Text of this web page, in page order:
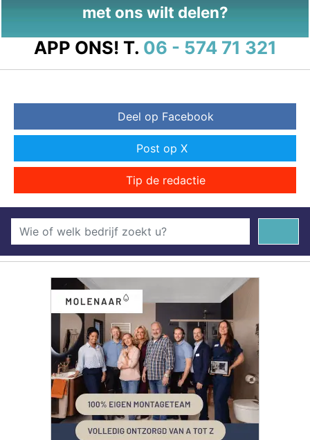
met ons wilt delen?
APP ONS! T. 06 - 574 71 321
Deel op Facebook
Post op X
Tip de redactie